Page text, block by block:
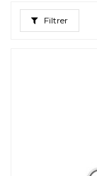
Filtrer